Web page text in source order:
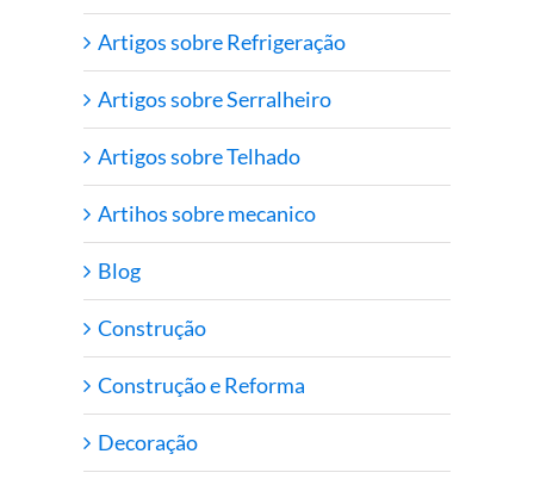
Artigos sobre Refrigeração
Artigos sobre Serralheiro
Artigos sobre Telhado
Artihos sobre mecanico
Blog
Construção
Construção e Reforma
Decoração